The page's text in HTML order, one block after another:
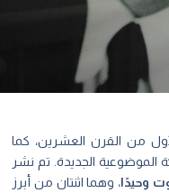
من القرن العشرين، كما
الجديدة. تم نشر
، وهما اثنتان من أبرز